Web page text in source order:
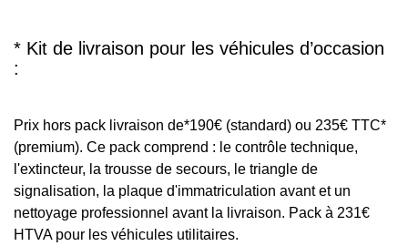
* Kit de livraison pour les véhicules d’occasion
:
Prix hors pack livraison de*190€ (standard) ou 235€ TTC*
(premium). Ce pack comprend : le contrôle technique,
l'extincteur, la trousse de secours, le triangle de
signalisation, la plaque d'immatriculation avant et un
nettoyage professionnel avant la livraison. Pack à 231€
HTVA pour les véhicules utilitaires.